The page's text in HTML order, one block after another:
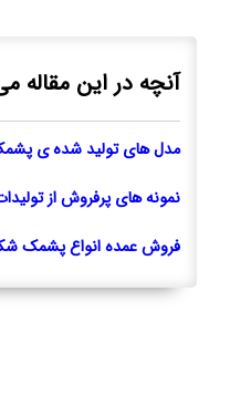
آنچه در این مقاله
مدل های تولید شده ی
نمونه های پرفروش از
فروش عمده انواع پشمک